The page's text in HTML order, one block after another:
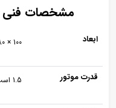
مشخصات فنی
ابعاد 100 × 80 × 120
قدرت موتور 1.5 اسب بخار